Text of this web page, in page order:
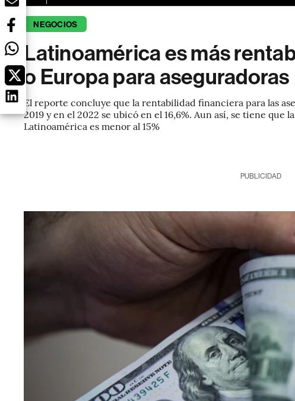
NEGOCIOS
Latinoamérica es más
o Europa para aseguradoras
El reporte concluye que la rentabilidad financiera para las
2019 y en el 2022 se ubicó en el 16,6%. Aun así, se tiene que
Latinoamérica es menor al 15%
PUBLICIDAD